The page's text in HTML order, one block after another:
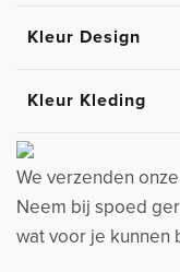
Kleur Design
Kleur Kleding
We verzenden
Neem bij spoed
wat voor je kunnen